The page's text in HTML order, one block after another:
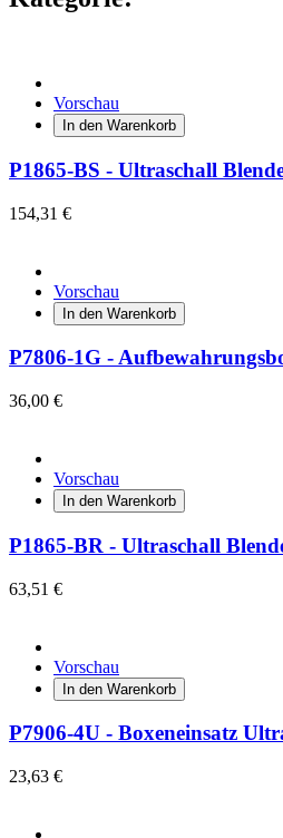
Vorschau
In den Warenkorb
P1865-BS - Ultraschall
154,31 €
Vorschau
In den Warenkorb
P7806-1G -
36,00 €
Vorschau
In den Warenkorb
P1865-BR - Ultraschall
63,51 €
Vorschau
In den Warenkorb
P7906-4U - Boxeneinsatz
23,63 €